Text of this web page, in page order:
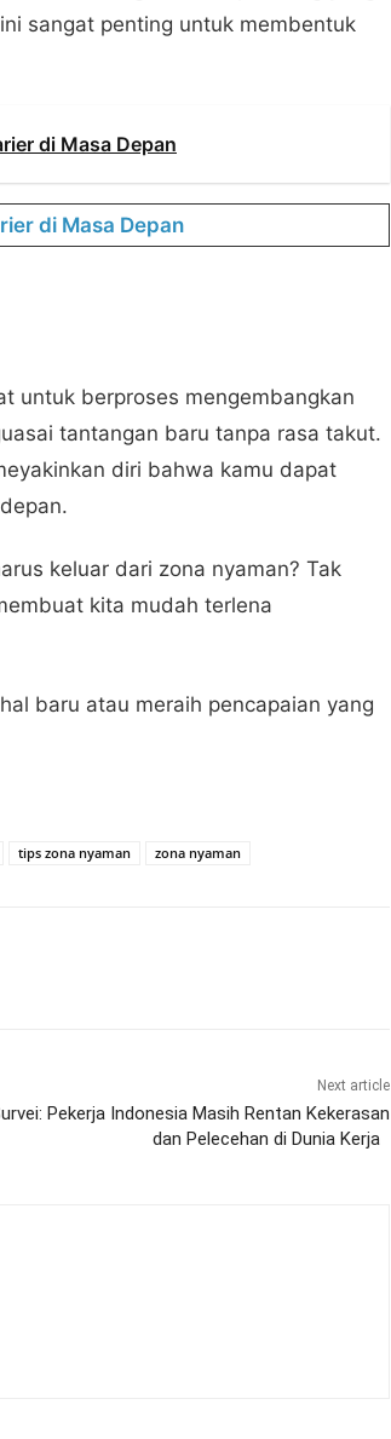
sangat penting untuk membentuk
di Masa Depan
di Masa Depan
untuk berproses mengembangkan
tantangan baru tanpa rasa takut.
diri bahwa kamu dapat
keluar dari zona nyaman? Tak
kita mudah terlena
baru atau meraih pencapaian yang
tips zona nyaman zona nyaman
Next article
Pekerja Indonesia Masih Rentan Kekerasan
dan Pelecehan di Dunia Kerja